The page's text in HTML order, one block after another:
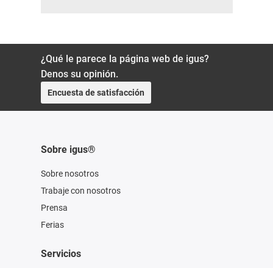
¿Qué le parece la página web de igus?
Denos su opinión.
Encuesta de satisfacción
Sobre igus®
Sobre nosotros
Trabaje con nosotros
Prensa
Ferias
Servicios